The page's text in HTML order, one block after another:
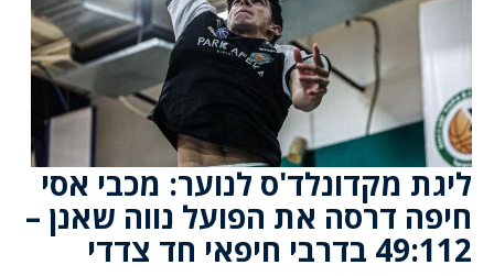
ליגת מקדונלד'ס לנוער: מכבי אסי
חיפה דרסה את הפועל נווה שאנן –
49:112 בדרבי חיפאי חד צדדי